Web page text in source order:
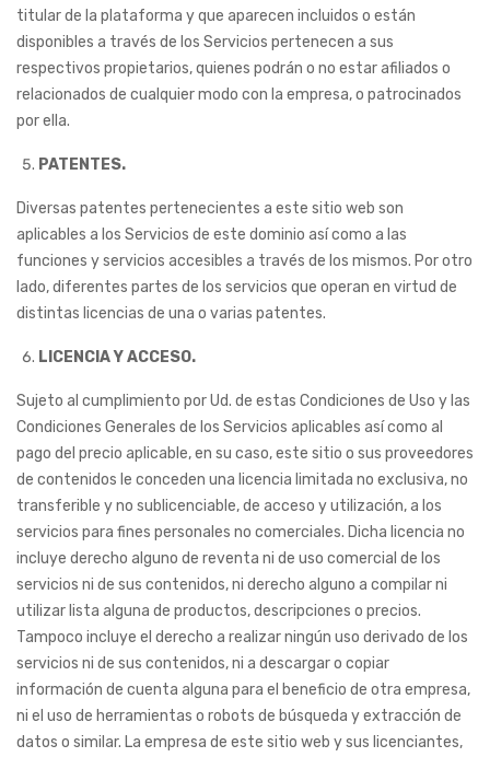
titular de la plataforma y que aparecen incluidos o están
disponibles a través de los Servicios pertenecen a sus
respectivos propietarios, quienes podrán o no estar afiliados o
relacionados de cualquier modo con la empresa, o patrocinados
por ella.
PATENTES.
Diversas patentes pertenecientes a este sitio web son
aplicables a los Servicios de este dominio así como a las
funciones y servicios accesibles a través de los mismos. Por otro
lado, diferentes partes de los servicios que operan en virtud de
distintas licencias de una o varias patentes.
LICENCIA Y ACCESO.
Sujeto al cumplimiento por Ud. de estas Condiciones de Uso y las
Condiciones Generales de los Servicios aplicables así como al
pago del precio aplicable, en su caso, este sitio o sus proveedores
de contenidos le conceden una licencia limitada no exclusiva, no
transferible y no sublicenciable, de acceso y utilización, a los
servicios para fines personales no comerciales. Dicha licencia no
incluye derecho alguno de reventa ni de uso comercial de los
servicios ni de sus contenidos, ni derecho alguno a compilar ni
utilizar lista alguna de productos, descripciones o precios.
Tampoco incluye el derecho a realizar ningún uso derivado de los
servicios ni de sus contenidos, ni a descargar o copiar
información de cuenta alguna para el beneficio de otra empresa,
ni el uso de herramientas o robots de búsqueda y extracción de
datos o similar. La empresa de este sitio web y sus licenciantes,